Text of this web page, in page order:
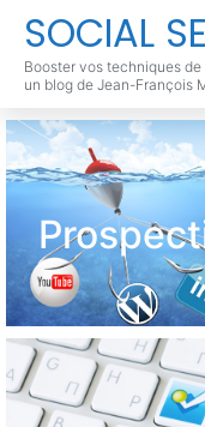
SOCIAL
Booster vos techniques
un blog de Jean-François